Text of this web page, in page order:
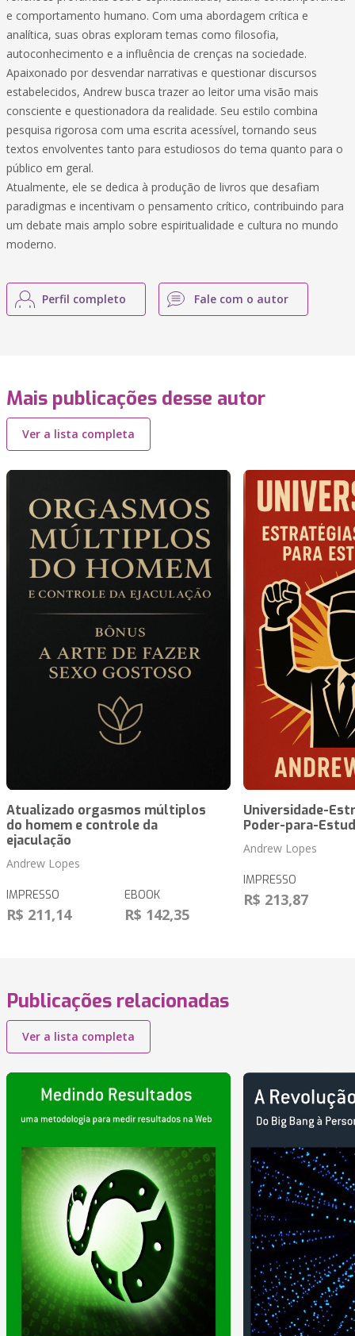
e comportamento humano. Com uma abordagem crítica e
analítica, suas obras exploram temas como filosofia,
autoconhecimento e a influência de crenças na sociedade.
Apaixonado por desvendar narrativas e questionar discursos
estabelecidos, Andrew busca trazer ao leitor uma visão mais
consciente e questionadora da realidade. Seu estilo combina
pesquisa rigorosa com uma escrita acessível, tornando seus
textos envolventes tanto para estudiosos do tema quanto para o
público em geral.
Atualmente, ele se dedica à produção de livros que desafiam
paradigmas e incentivam o pensamento crítico, contribuindo para
um debate mais amplo sobre espiritualidade e cultura no mundo
moderno.
Perfil completo Fale com o autor
Mais publicações desse autor
Ver a lista completa
Atualizado orgasmos múltiplos
do homem e controle da
ejaculação
Andrew Lopes
IMPRESSO
R$ 211,14
EBOOK
R$ 142,35
Universidade-
Poder-para-
Andrew Lopes
IMPRESSO
R$ 213,87
Publicações relacionadas
Ver a lista completa